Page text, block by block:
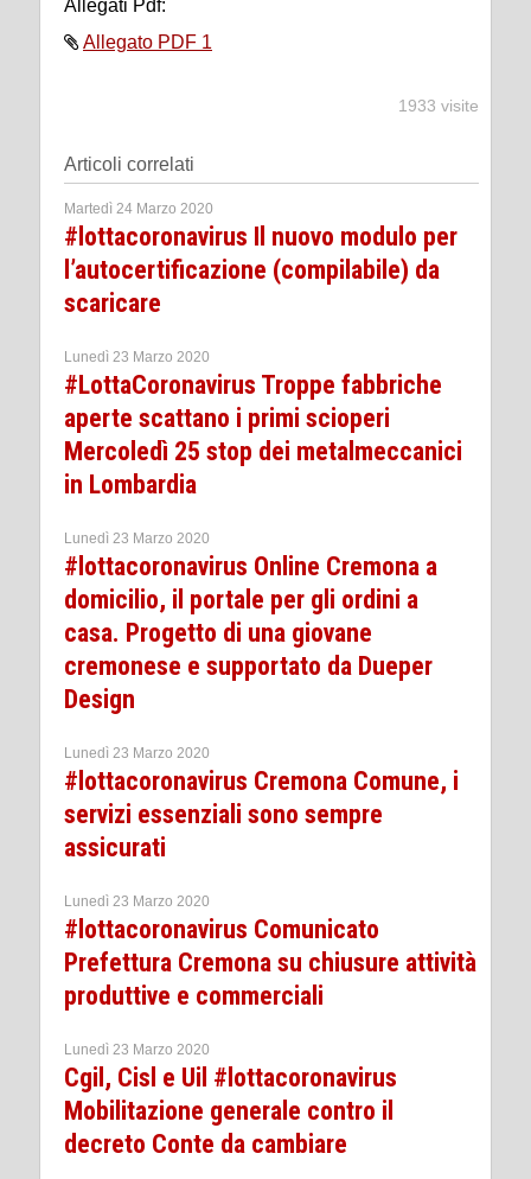
Allegati Pdf:
Allegato PDF 1
1933 visite
Articoli correlati
Martedì 24 Marzo 2020
#lottacoronavirus Il nuovo modulo per
l’autocertificazione (compilabile) da
scaricare
Lunedì 23 Marzo 2020
#LottaCoronavirus Troppe fabbriche
aperte scattano i primi scioperi
Mercoledì 25 stop dei metalmeccanici
in Lombardia
Lunedì 23 Marzo 2020
#lottacoronavirus Online Cremona a
domicilio, il portale per gli ordini a
casa. Progetto di una giovane
cremonese e supportato da Dueper
Design
Lunedì 23 Marzo 2020
#lottacoronavirus Cremona Comune, i
servizi essenziali sono sempre
assicurati
Lunedì 23 Marzo 2020
#lottacoronavirus Comunicato
Prefettura Cremona su chiusure attività
produttive e commerciali
Lunedì 23 Marzo 2020
Cgil, Cisl e Uil #lottacoronavirus
Mobilitazione generale contro il
decreto Conte da cambiare